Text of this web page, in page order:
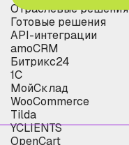
Отраслевые решения
Готовые решения
API-интеграции
amoCRM
Битрикс24
1С
МойСклад
WooCommerce
Tilda
YCLIENTS
OpenCart